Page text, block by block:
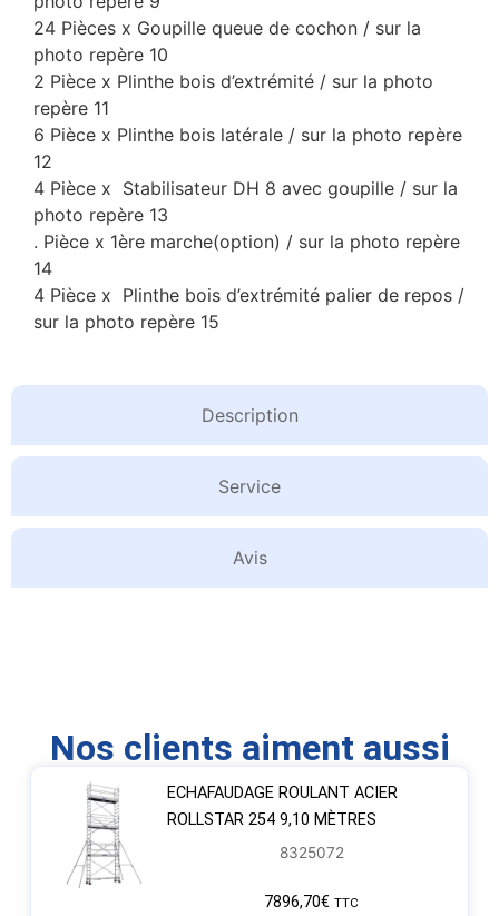
Description
Service
Avis
24 Pièces x Goupille queue de cochon / sur la
photo repère 10
2 Pièce x Plinthe bois d’extrémité / sur la photo
repère 11
6 Pièce x Plinthe bois latérale / sur la photo repère
12
4 Pièce x Stabilisateur DH 8 avec goupille / sur la
photo repère 13
. Pièce x 1ère marche(option) / sur la photo repère
14
4 Pièce x Plinthe bois d’extrémité palier de repos /
sur la photo repère 15
Nos clients aiment aussi
ECHAFAUDAGE ROULANT ACIER
ROLLSTAR 254 9,10 MÈTRES
8325072
7896,70€ TTC